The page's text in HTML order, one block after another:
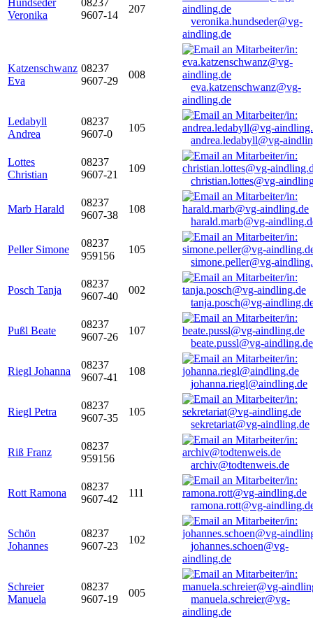
Hundseder
Veronika
08237
9607-14
207
veronika.hundseder@vg-
aindling.de
Katzenschwanz
Eva
08237
9607-29
008
eva.katzenschwanz@vg-
aindling.de
Ledabyll
Andrea
08237
9607-0
105
andrea.ledabyll@vg-
Lottes
Christian
08237
9607-21
109
christian.lottes@vg-
Marb Harald
08237
9607-38
108
harald.marb@vg-
Peller Simone
08237
959156
105
simone.peller@vg-
Posch Tanja
08237
9607-40
002
tanja.posch@vg-
Pußl Beate
08237
9607-26
107
beate.pussl@vg-aindling.de
Riegl Johanna
08237
9607-41
108
johanna.riegl@aindling.de
Riegl Petra
08237
9607-35
105
sekretariat@vg-aindling.de
Riß Franz
08237
959156
archiv@todtenweis.de
Rott Ramona
08237
9607-42
111
ramona.rott@vg-
Schön
Johannes
08237
9607-23
102
johannes.schoen@vg-
aindling.de
Schreier
Manuela
08237
9607-19
005
manuela.schreier@vg-
aindling.de